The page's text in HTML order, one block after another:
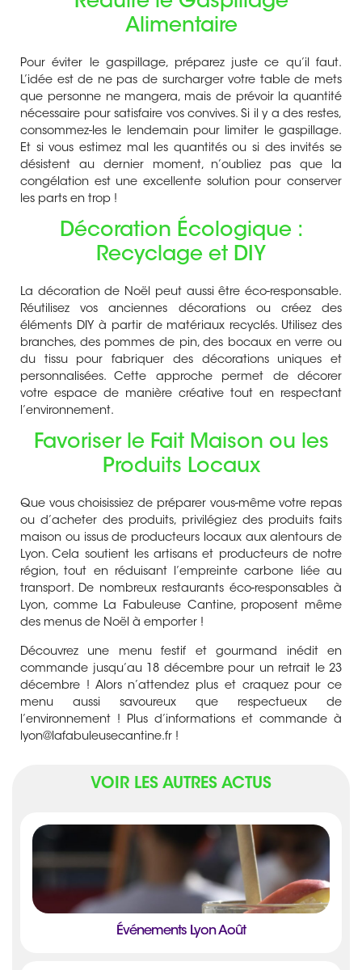
Alimentaire
Pour éviter le gaspillage, préparez juste ce qu’il faut.
L’idée est de ne pas de surcharger votre table de mets
que personne ne mangera, mais de prévoir la quantité
nécessaire pour satisfaire vos convives. Si il y a des restes,
consommez-les le lendemain pour limiter le gaspillage.
Et si vous estimez mal les quantités ou si des invités se
désistent au dernier moment, n’oubliez pas que
la
congélation est une excellente solution pour conserver
les parts en trop !
Décoration Écologique :
Recyclage et DIY
La décoration de Noël peut aussi être éco-responsable.
Réutilisez vos anciennes décorationsou créez des
éléments DIY à partir de matériaux recyclés. Utilisez des
branches, des pommes de pin, des bocaux en verre ou
du tissu pour fabriquer des décorations uniques et
personnalisées. Cette approche permet de décorer
votre espace de manière créative tout en respectant
l’environnement.
Favoriser le Fait Maison ou les
Produits Locaux
Que vous choisissiez de préparer vous-même votre repas
ou d’acheter des produits, privilégiez des produits faits
maison ou issus de producteurs locaux aux alentours de
Lyon. Cela soutient les artisans et producteurs de notre
région, tout en réduisant l’empreinte carbone liée au
transport. De nombreux restaurants éco-responsables à
Lyon, comme La Fabuleuse Cantine, proposent même
des menus de Noël à emporter !
Découvrez une menu festif et gourmand inédit en
commande jusqu’au 18 décembre pour un retrait le 23
décembre ! Alors n’attendez plus et craquez pour ce
menu aussi savoureux que respectueux de
l’environnement ! Plus d’informations et commande à
lyon@lafabuleusecantine.fr !
VOIR LES AUTRES ACTUS
Événements Lyon Août